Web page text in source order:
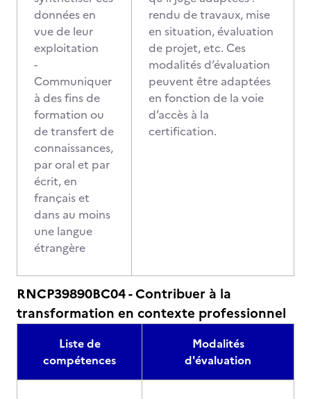
données en
vue de leur
exploitation
-
Communiquer
à des fins de
formation ou
de transfert de
connaissances,
par oral et par
écrit, en
français et
dans au moins
une langue
étrangère
rendu de travaux, mise
en situation, évaluation
de projet, etc. Ces
modalités d’évaluation
peuvent être adaptées
en fonction de la voie
d’accès à la
certification.
RNCP39890BC04 - Contribuer à la
transformation en contexte professionnel
Liste de
compétences
Modalités
d'évaluation